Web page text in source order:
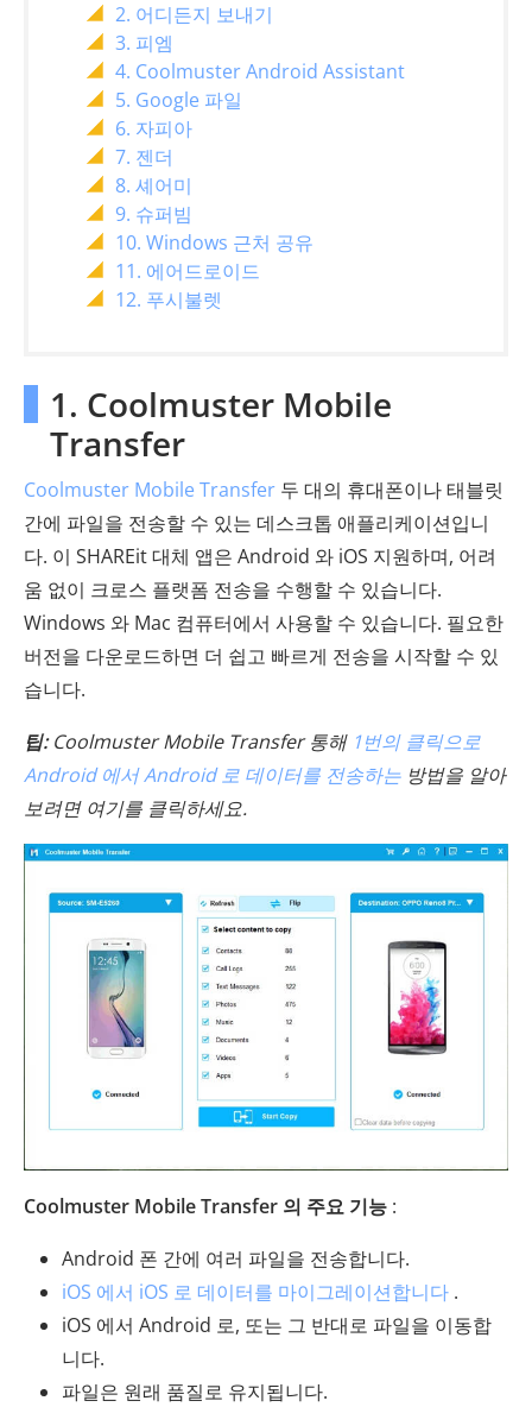
2. 어디든지 보내기
3. 피엠
4. Coolmuster Android Assistant
5. Google 파일
6. 자피아
7. 젠더
8. 셰어미
9. 슈퍼빔
10. Windows 근처 공유
11. 에어드로이드
12. 푸시불렛
1. Coolmuster Mobile
Transfer
Coolmuster Mobile Transfer 두 대의 휴대폰이나 태블릿
간에 파일을 전송할 수 있는 데스크톱 애플리케이션입니
다. 이 SHAREit 대체 앱은 Android 와 iOS 지원하며, 어려
움 없이 크로스 플랫폼 전송을 수행할 수 있습니다.
Windows 와 Mac 컴퓨터에서 사용할 수 있습니다. 필요한
버전을 다운로드하면 더 쉽고 빠르게 전송을 시작할 수 있
습니다.
팁:Coolmuster Mobile Transfer 통해 1번의 클릭으로
Android 에서 Android 로 데이터를 전송하는 방법을 알아
보려면 여기를 클릭하세요.
Coolmuster Mobile Transfer 의 주요 기능 :
Android 폰 간에 여러 파일을 전송합니다.
iOS 에서 iOS 로 데이터를 마이그레이션합니다 .
iOS 에서 Android 로, 또는 그 반대로 파일을 이동합
니다.
파일은 원래 품질로 유지됩니다.